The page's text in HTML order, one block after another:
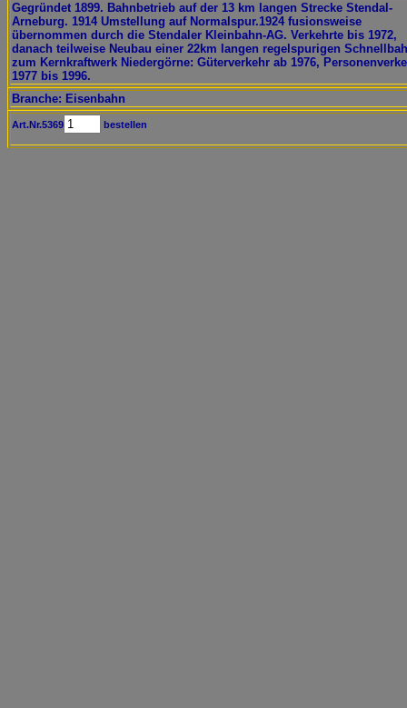
Gegründet 1899. Bahnbetrieb auf der 13 km langen Strecke Stendal-
Arneburg. 1914 Umstellung auf Normalspur.1924 fusionsweise
übernommen durch die Stendaler Kleinbahn-AG. Verkehrte bis 1972,
danach teilweise Neubau einer 22km langen regelspurigen
zum Kernkraftwerk Niedergörne: Güterverkehr ab 1976,
1977 bis 1996.
Branche: Eisenbahn
Art.Nr.5369 bestellen